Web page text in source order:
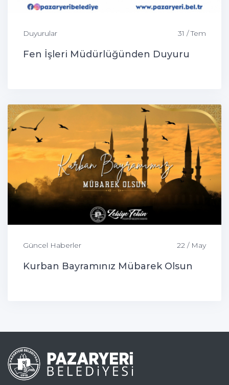
Duyurular 31 / Tem
Fen İşleri Müdürlüğünden Duyuru
Güncel Haberler 22 / May
Kurban Bayramınız Mübarek Olsun